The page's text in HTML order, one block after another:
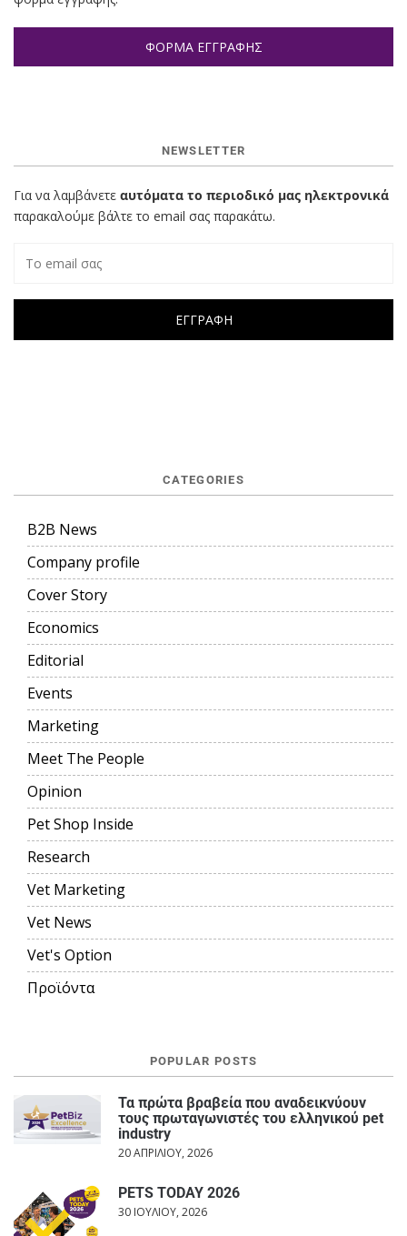
ΦΟΡΜΑ ΕΓΓΡΑΦΗΣ
NEWSLETTER
Για να λαμβάνετε αυτόματα το περιοδικό μας ηλεκτρονικά
παρακαλούμε βάλτε το email σας παρακάτω.
CATEGORIES
B2B News
Company profile
Cover Story
Economics
Editorial
Events
Marketing
Meet The People
Opinion
Pet Shop Inside
Research
Vet Marketing
Vet News
Vet's Option
Προϊόντα
POPULAR POSTS
Τα πρώτα βραβεία που αναδεικνύουν
τους πρωταγωνιστές του ελληνικού pet
industry
20 ΑΠΡΙΛΊΟΥ, 2026
PETS TODAY 2026
30 ΙΟΥΛΊΟΥ, 2026